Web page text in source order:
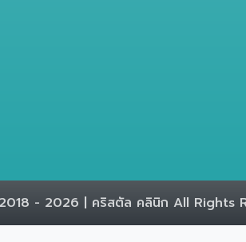
- 2026 | คริสตัล คลินิก All Rights